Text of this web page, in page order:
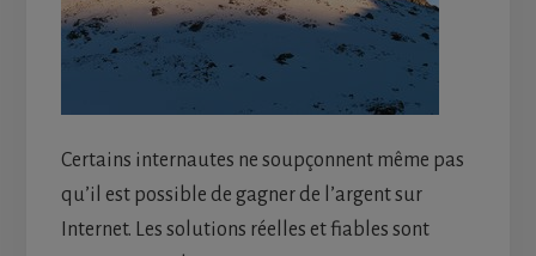
Certains internautes ne soupçonnent même pas
qu’il est possible de gagner de l’argent sur
Internet. Les solutions réelles et fiables sont